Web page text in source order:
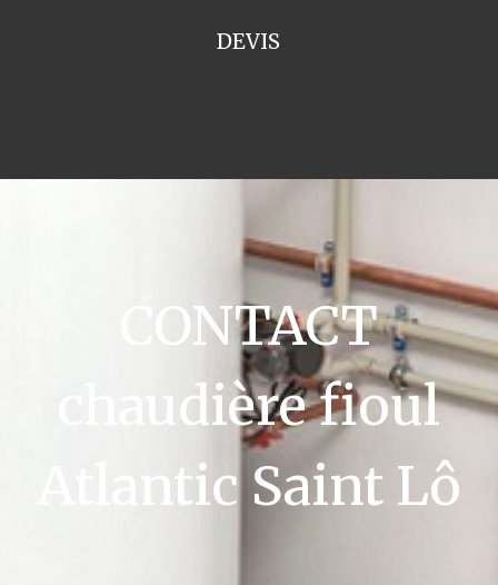
DEVIS
CONTACT
chaudière fioul
Atlantic Saint Lô